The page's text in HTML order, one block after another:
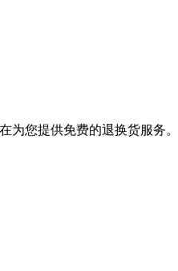
您提供免费的退换货服务